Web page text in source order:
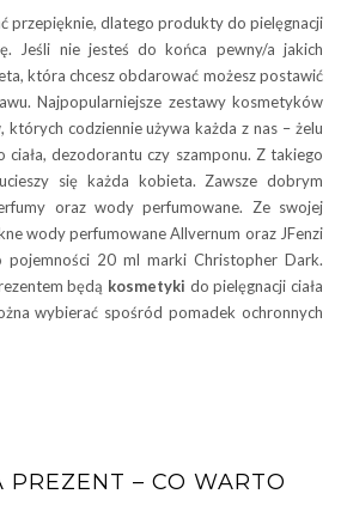
przepięknie, dlatego produkty do pielęgnacji
Jeśli nie jesteś do końca pewny/a jakich
która chcesz obdarować możesz postawić
Najpopularniejsze zestawy kosmetyków
których codziennie używa każda z nas – żelu
dezodorantu czy szamponu. Z takiego
się każda kobieta. Zawsze dobrym
oraz wody perfumowane. Ze swojej
wody perfumowane Allvernum oraz JFenzi
pojemności 20 ml marki Christopher Dark.
będą kosmetyki do pielęgnacji ciała
wybierać spośród pomadek ochronnych
PREZENT – CO WARTO